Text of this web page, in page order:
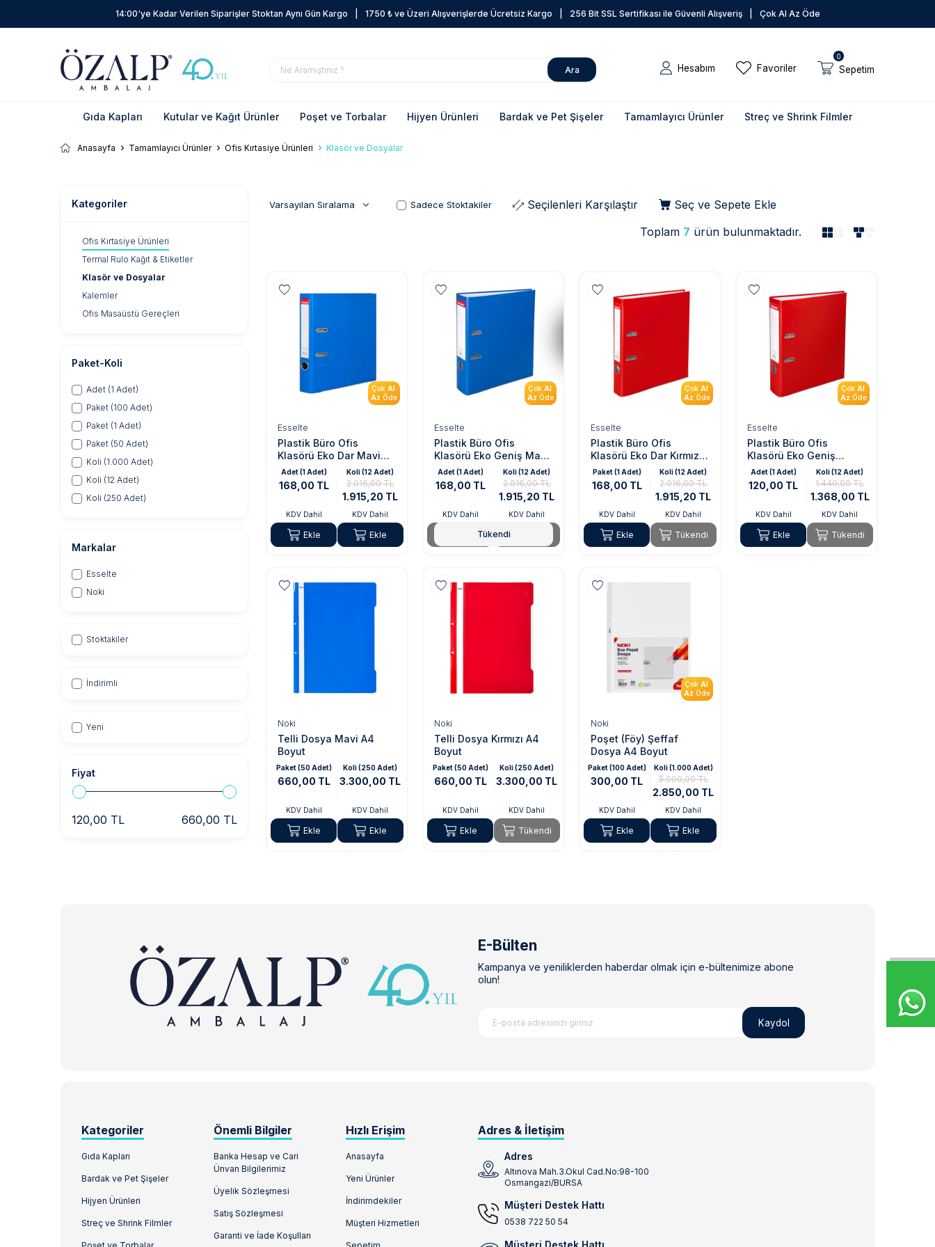
14:00'ye Kadar Verilen Siparişler Stoktan Aynı Gün Kargo 1750 ₺ ve Üzeri Alışverişlerde Ücretsiz Kargo 256 Bit SSL Sertifikası ile Güvenli Alışveriş Çok Al Az Öde
Ara Hesabım Favoriler
0
Sepetim
Gıda Kapları Kutular ve Kağıt Ürünler Poşet ve Torbalar Hijyen Ürünleri Bardak ve Pet Şişeler Tamamlayıcı Ürünler Streç ve Shrink Filmler
Anasayfa Tamamlayıcı Ürünler Ofis Kırtasiye Ürünleri Klasör ve Dosyalar
Kategoriler
Ofis Kırtasiye Ürünleri
Termal Rulo Kağıt & Etiketler
Klasör ve Dosyalar
Kalemler
Ofis Masaüstü Gereçleri
Paket-Koli
Adet (1 Adet)
Paket (100 Adet)
Paket (1 Adet)
Paket (50 Adet)
Koli (1.000 Adet)
Koli (12 Adet)
Koli (250 Adet)
Markalar
Esselte
Noki
Stoktakiler
İndirimli
Yeni
Fiyat
120,00 TL 660,00 TL
Sadece Stoktakiler Seçilenleri Karşılaştır
Seç ve Sepete Ekle
Toplam 7 ürün bulunmaktadır.
Çok Al
Az Öde
Esselte
Plastik Büro Ofis
Klasörü Eko Dar Mavi
(SLT-9945)
Adet (1 Adet)
168,00 TL
KDV Dahil
Ekle
Koli (12 Adet)
2.016,00 TL
1.915,20 TL
KDV Dahil
Ekle
Çok Al
Az Öde
Esselte
Plastik Büro Ofis
Klasörü Eko Geniş Mavi
(SLT-9940)
Tükendi
Adet (1 Adet)
168,00 TL
KDV Dahil
Tükendi
Koli (12 Adet)
2.016,00 TL
1.915,20 TL
KDV Dahil
Çok Al
Az Öde
Esselte
Plastik Büro Ofis
Klasörü Eko Dar Kırmızı
(SLT-9945)
Paket (1 Adet)
168,00 TL
KDV Dahil
Ekle
Koli (12 Adet)
2.016,00 TL
1.915,20 TL
KDV Dahil
Tükendi
Çok Al
Az Öde
Esselte
Plastik Büro Ofis
Klasörü Eko Geniş
Kırmızı (SLT-9940)
Adet (1 Adet)
120,00 TL
KDV Dahil
Ekle
Koli (12 Adet)
1.440,00 TL
1.368,00 TL
KDV Dahil
Tükendi
Noki
Telli Dosya Mavi A4
Boyut
Paket (50 Adet)
660,00 TL
KDV Dahil
Ekle
Koli (250 Adet)
3.300,00 TL
KDV Dahil
Ekle
Noki
Telli Dosya Kırmızı A4
Boyut
Paket (50 Adet)
660,00 TL
KDV Dahil
Ekle
Koli (250 Adet)
3.300,00 TL
KDV Dahil
Tükendi
Çok Al
Az Öde
Noki
Poşet (Föy) Şeffaf
Dosya A4 Boyut
Paket (100 Adet)
300,00 TL
KDV Dahil
Ekle
Koli (1.000 Adet)
3.000,00 TL
2.850,00 TL
KDV Dahil
Ekle
E-Bülten
Kampanya ve yeniliklerden haberdar olmak için e-bültenimize abone
olun!
Kaydol
Kategoriler
Gıda Kapları
Bardak ve Pet Şişeler
Hijyen Ürünleri
Streç ve Shrink Filmler
Önemli Bilgiler
Banka Hesap ve Cari
Ünvan Bilgilerimiz
Üyelik Sözleşmesi
Satış Sözleşmesi
Garanti ve İade Koşulları
Hızlı Erişim
Anasayfa
Yeni Ürünler
İndirimdekiler
Müşteri Hizmetleri
Adres & İletişim
Adres
Altınova Mah.3.Okul Cad.No:98-100
Osmangazi/BURSA
Müşteri Destek Hattı
0538 722 50 54
Müşteri Destek Hattı